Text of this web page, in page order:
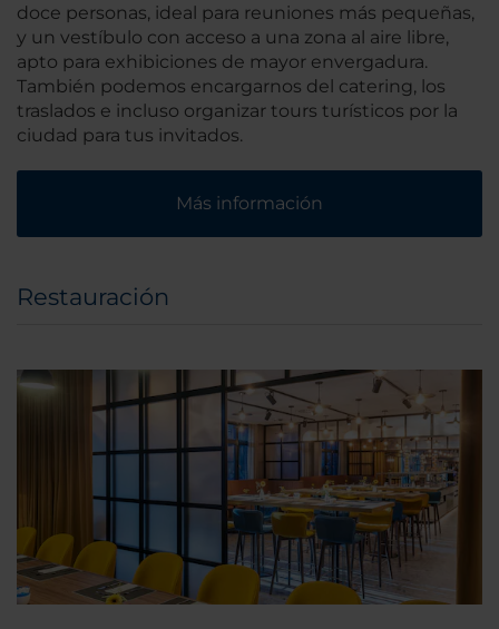
doce personas, ideal para reuniones más pequeñas,
y un vestíbulo con acceso a una zona al aire libre,
apto para exhibiciones de mayor envergadura.
También podemos encargarnos del catering, los
traslados e incluso organizar tours turísticos por la
ciudad para tus invitados.
Más información
Restauración